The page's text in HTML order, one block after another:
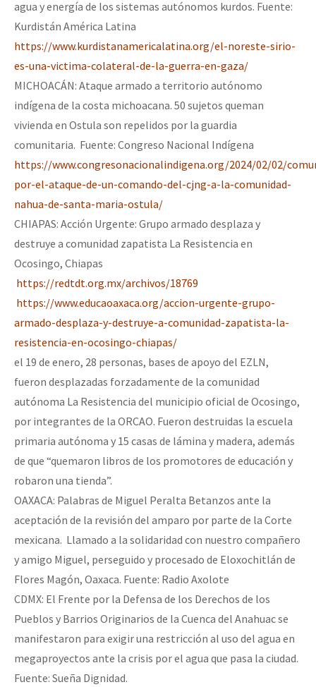
agua y energía de los sistemas autónomos kurdos. Fuente:
Kurdistán América Latina
https://www.kurdistanamericalatina.org/el-noreste-sirio-
es-una-victima-colateral-de-la-guerra-en-gaza/
MICHOACÁN: Ataque armado a territorio autónomo
indígena de la costa michoacana. 50 sujetos queman
vivienda en Ostula son repelidos por la guardia
comunitaria. Fuente: Congreso Nacional Indígena
https://www.congresonacionalindigena.org/2024/02/02/
por-el-ataque-de-un-comando-del-cjng-a-la-comunidad-
nahua-de-santa-maria-ostula/
CHIAPAS: Acción Urgente: Grupo armado desplaza y
destruye a comunidad zapatista La Resistencia en
Ocosingo, Chiapas
https://redtdt.org.mx/archivos/18769
https://www.educaoaxaca.org/accion-urgente-grupo-
armado-desplaza-y-destruye-a-comunidad-zapatista-la-
resistencia-en-ocosingo-chiapas/
el 19 de enero, 28 personas, bases de apoyo del EZLN,
fueron desplazadas forzadamente de la comunidad
autónoma La Resistencia del municipio oficial de Ocosingo,
por integrantes de la ORCAO. Fueron destruidas la escuela
primaria autónoma y 15 casas de lámina y madera, además
de que “quemaron libros de los promotores de educación y
robaron una tienda”.
OAXACA: Palabras de Miguel Peralta Betanzos ante la
aceptación de la revisión del amparo por parte de la Corte
mexicana. Llamado a la solidaridad con nuestro compañero
y amigo Miguel, perseguido y procesado de Eloxochitlán de
Flores Magón, Oaxaca. Fuente: Radio Axolote
CDMX: El Frente por la Defensa de los Derechos de los
Pueblos y Barrios Originarios de la Cuenca del Anahuac se
manifestaron para exigir una restricción al uso del agua en
megaproyectos ante la crisis por el agua que pasa la ciudad.
Fuente: Sueña Dignidad.